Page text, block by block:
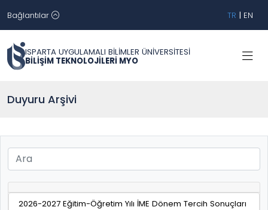
Bağlantılar TR | EN
ISPARTA UYGULAMALI BİLİMLER ÜNİVERSİTESİ
BİLİŞİM TEKNOLOJİLERİ MYO
Duyuru Arşivi
2026-2027 Eğitim-Öğretim Yılı İME Dönem Tercih Sonuçları